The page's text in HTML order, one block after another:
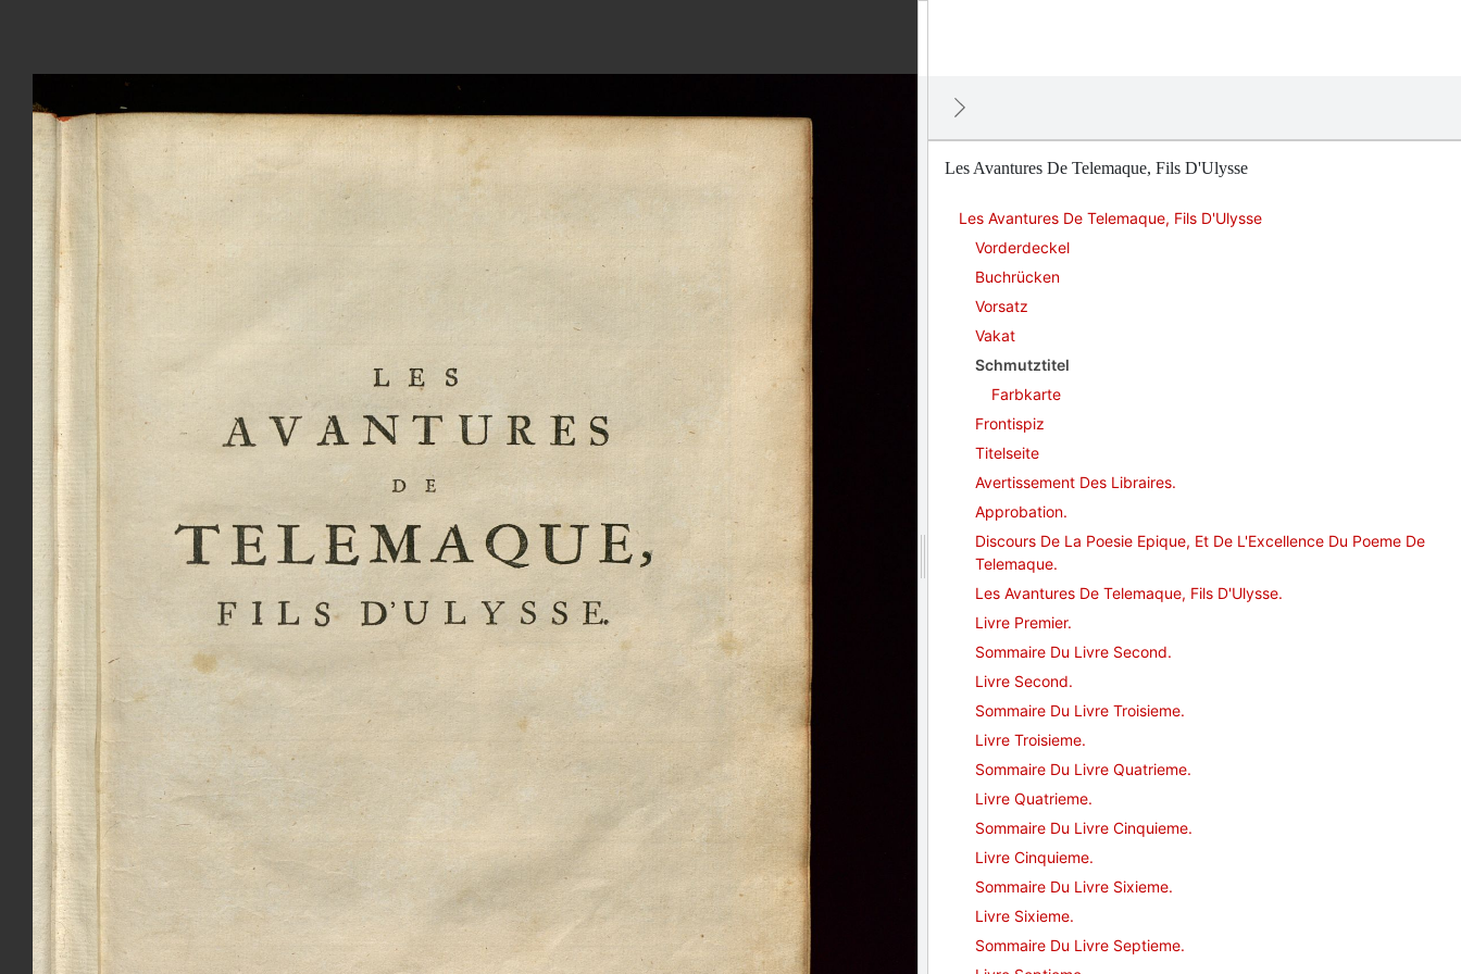
Les Avantures De Telemaque, Fils D'Ulysse
Les Avantures De Telemaque, Fils D'Ulysse
Vorderdeckel
Buchrücken
Vorsatz
Vakat
Schmutztitel
Farbkarte
Frontispiz
Titelseite
Avertissement Des Libraires.
Approbation.
Discours De La Poesie Epique, Et De L'Excellence Du Poeme De
Telemaque.
Les Avantures De Telemaque, Fils D'Ulysse.
Livre Premier.
Sommaire Du Livre Second.
Livre Second.
Sommaire Du Livre Troisieme.
Livre Troisieme.
Sommaire Du Livre Quatrieme.
Livre Quatrieme.
Sommaire Du Livre Cinquieme.
Livre Cinquieme.
Sommaire Du Livre Sixieme.
Livre Sixieme.
Sommaire Du Livre Septieme.